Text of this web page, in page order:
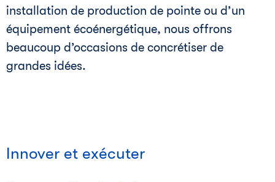
installation de production de pointe ou d’un
équipement écoénergétique, nous offrons
beaucoup d’occasions de concrétiser de
grandes idées.
Innover et exécuter